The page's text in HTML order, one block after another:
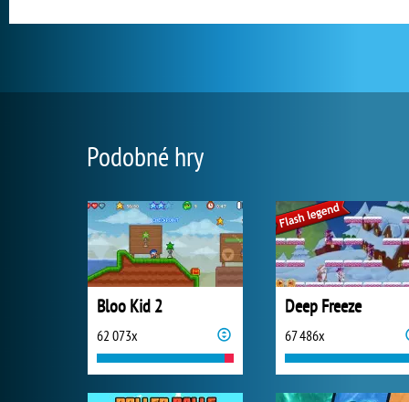
Podobné hry
Bloo Kid 2
62 073x
Deep Freeze
67 486x